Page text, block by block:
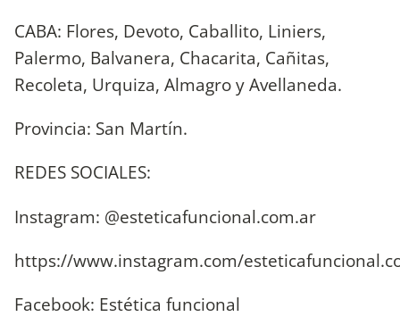
CABA: Flores, Devoto, Caballito, Liniers,
Palermo, Balvanera, Chacarita, Cañitas,
Recoleta, Urquiza, Almagro y Avellaneda.
Provincia: San Martín.
REDES SOCIALES:
Instagram: @esteticafuncional.com.ar
https://www.instagram.com/
Facebook: Estética funcional